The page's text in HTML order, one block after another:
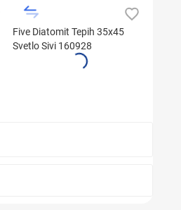
Five Diatomit Tepih 35x45
Svetlo Sivi 160928